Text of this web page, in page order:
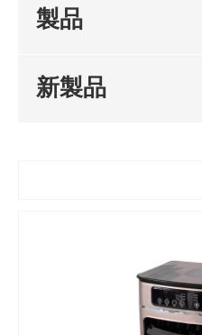
製品
新製品